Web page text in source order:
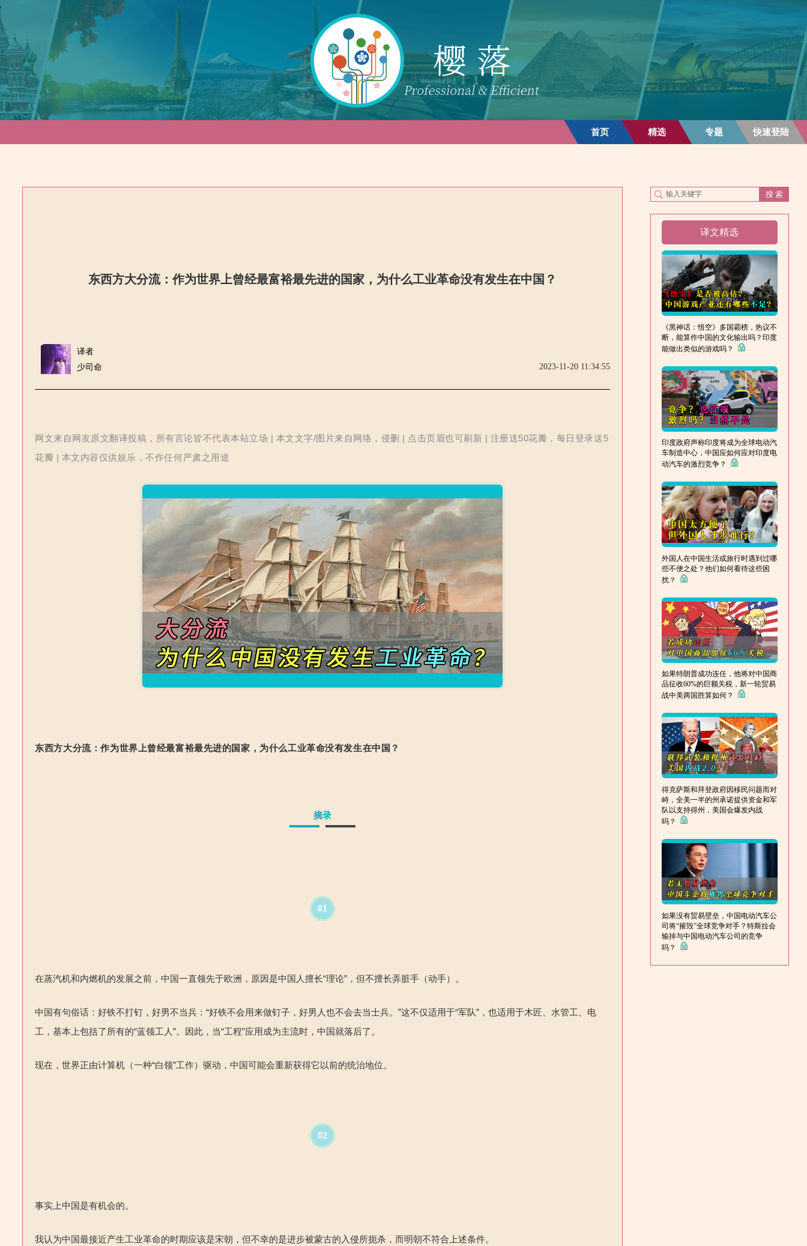
首页 精选 专题 快速登陆
东西方大分流：作为世界上曾经最富裕最先进的国家，为什么工业革命没有发生在中国？
译者
少司命
2023-11-20 11:34:55
网文来自网友原文翻译投稿，所有言论皆不代表本站立场 | 本文文字/图片来自网络，侵删 | 点击页眉也可刷新 | 注册送50花瓣，每日登录送5
花瓣 | 本文内容仅供娱乐，不作任何严肃之用途
东西方大分流：作为世界上曾经最富裕最先进的国家，为什么工业革命没有发生在中国？
摘录
01
在蒸汽机和内燃机的发展之前，中国一直领先于欧洲， 原因是中国人擅长“理论”，但不擅长弄脏手 （动手）。
中国有句俗话：好铁不打钉，好男不当兵：“好铁不会用来做钉子，好男人也不会去当士兵。”这不仅适用于“军队”，也适用于木匠、水管工、电
工，基本上包括了所有的“蓝领工人”。因此，当“工程”应用成为主流时，中国就落后了。
现在，世界正由计算机（一种“白领”工作）驱动，中国可能会重新获得它以前的统治地位。
02
事实上中国是有机会的。
我认为中国最接近产生工业革命的时期应该是宋朝，但不幸的是进步被蒙古的入侵所扼杀，而明朝不符合上述条件。
译文精选
《黑神话：悟空》多国霸榜，热议不
断，能算作中国的文化输出吗？印度
能做出类似的游戏吗？
印度政府声称印度将成为全球电动汽
车制造中心，中国应如何应对印度电
动汽车的激烈竞争？
外国人在中国生活或旅行时遇到过哪
些不便之处？他们如何看待这些困
扰？
如果特朗普成功连任，他将对中国商
品征收60%的巨额关税，新一轮贸易
战中美两国胜算如何？
得克萨斯和拜登政府因移民问题而对
峙，全美一半的州承诺提供资金和军
队以支持得州，美国会爆发内战
吗？
如果没有贸易壁垒，中国电动汽车公
司将“摧毁”全球竞争对手？特斯拉会
输掉与中国电动汽车公司的竞争
吗？